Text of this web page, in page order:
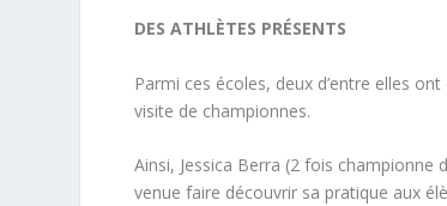
DES ATHLÈTES PRÉSENTS
Parmi ces écoles, deux d’entre elles
visite de championnes.
Ainsi, Jessica Berra (2 fois championne
venue faire découvrir sa pratique aux